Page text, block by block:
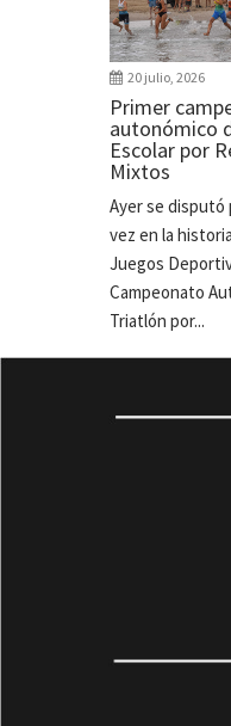
20 julio, 2026
Primer
autonómico
Escolar por
Mixtos
Ayer se disputó
vez en la
Juegos
Campeonato
Triatlón por...